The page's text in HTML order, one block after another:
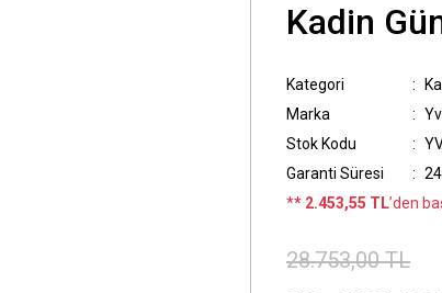
Kadin
Kategori
Marka
Stok Kodu
Garanti Süresi
** 2.453,55 TL’den
28.753,00 TL